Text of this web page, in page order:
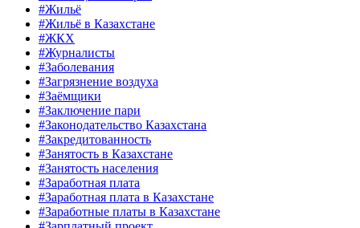
#Жильё
#Жильё в Казахстане
#ЖКХ
#Журналисты
#Заболевания
#Загрязнение воздуха
#Заёмщики
#Заключение пари
#Законодательство Казахстана
#Закредитованность
#Занятость в Казахстане
#Занятость населения
#Заработная плата
#Заработная плата в Казахстане
#Заработные платы в Казахстане